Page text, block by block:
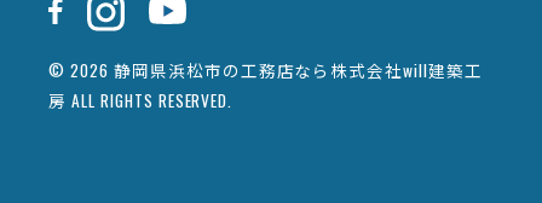
© 2026 静岡県浜松市の工務店なら株式会社will建築工
房 ALL RIGHTS RESERVED.